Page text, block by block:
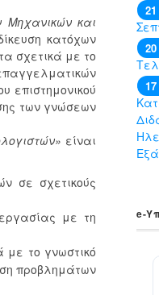
Μηχανικών και
κατόχων
σχετικά με το
επιστημονικού
των γνώσεων
είναι
σε σχετικούς
με τη
με το γνωστικό
προβλημάτων
e-